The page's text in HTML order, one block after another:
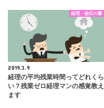
経理・秘伝の書
2019.3.9
経理の平均残業時間ってどれくら
い？残業ゼロ経理マンの感覚教え
ます